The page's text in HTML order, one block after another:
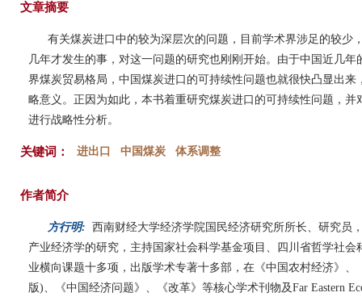
文章摘要
有关煤炭进口中的较为深层次的问题，目前学术界涉足的较少
几年才发生的事，对这一问题的研究也刚刚开始。由于中国近几
界煤炭贸易格局，中国煤炭进口的可持续性问题也就很快凸显出
略意义。正因为如此，本书着重研究煤炭进口的可持续性问题，
进行战略性分析。
关键词： 进出口 中国煤炭 体系调整
作者简介
方行明: 西南财经大学经济学院国民经济研究所所长、研究员
产业经济学的研究，主持国家社会科学基金项目、四川省哲学社
业横向课题十多项，出版学术专著十多部，在《中国农村经济》
版)、《中国经济问题》、《改革》等核心学术刊物及Far Eastern